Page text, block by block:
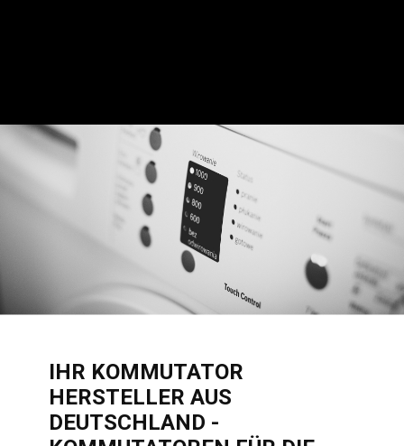
IHR KOMMUTATOR
HERSTELLER AUS
DEUTSCHLAND -